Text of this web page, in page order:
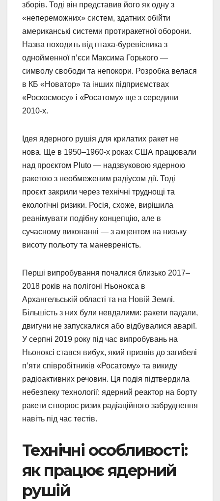
зборів. Тоді він представив його як одну з
«непереможних» систем, здатних обійти
американські системи протиракетної оборони.
Назва походить від птаха-буревісника з
однойменної п’єси Максима Горького —
символу свободи та непокори. Розробка велася
в КБ «Новатор» та інших підприємствах
«Роскосмосу» і «Росатому» ще з середини
2010-х.
Ідея ядерного рушія для крилатих ракет не
нова. Ще в 1950–1960-х роках США працювали
над проєктом Pluto — надзвуковою ядерною
ракетою з необмеженим радіусом дії. Тоді
проєкт закрили через технічні труднощі та
екологічні ризики. Росія, схоже, вирішила
реанімувати подібну концепцію, але в
сучасному виконанні — з акцентом на низьку
висоту польоту та маневреність.
Перші випробування почалися близько 2017–
2018 років на полігоні Ньонокса в
Архангельській області та на Новій Землі.
Більшість з них були невдалими: ракети падали,
двигуни не запускалися або відбувалися аварії.
У серпні 2019 року під час випробувань на
Ньоноксі стався вибух, який призвів до загибелі
п’яти співробітників «Росатому» та викиду
радіоактивних речовин. Ця подія підтвердила
небезпеку технології: ядерний реактор на борту
ракети створює ризик радіаційного забруднення
навіть під час тестів.
Технічні особливості:
як працює ядерний
рушій